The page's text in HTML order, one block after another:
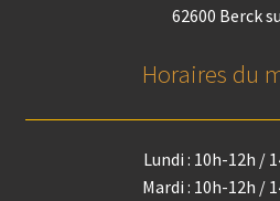
62600 Berck
Horaires du
Lundi : 10h-12h /
Mardi : 10h-12h /